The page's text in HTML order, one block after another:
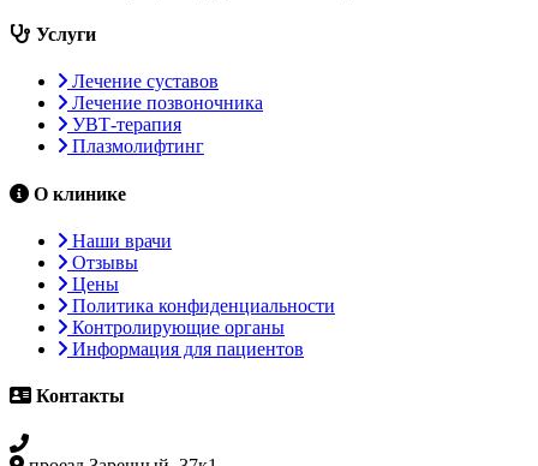
Услуги
Лечение суставов
Лечение позвоночника
УВТ-терапия
Плазмолифтинг
О клинике
Наши врачи
Отзывы
Цены
Политика конфиденциальности
Контролирующие органы
Информация для пациентов
Контакты